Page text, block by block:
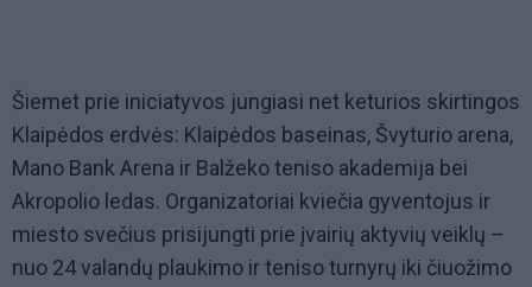
Šiemet prie iniciatyvos jungiasi net keturios skirtingos
Klaipėdos erdvės: Klaipėdos baseinas, Švyturio arena,
Mano Bank Arena ir Balžeko teniso akademija bei
Akropolio ledas. Organizatoriai kviečia gyventojus ir
miesto svečius prisijungti prie įvairių aktyvių veiklų –
nuo 24 valandų plaukimo ir teniso turnyrų iki čiuožimo